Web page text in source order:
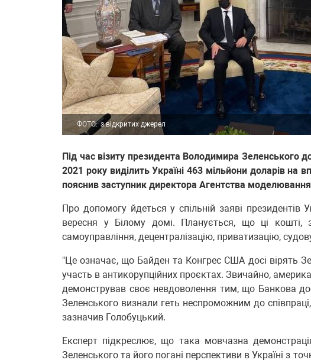
ФОТО: з відкритих джерел
Під час візиту президента Володимира
2021 року виділить Україні 463 мільйони доларів
пояснив заступник директора Агентства
Про допомогу йдеться у спільній заяві
вересня у Білому домі. Планується, що ці кошті,
самоуправління, децентралізацію, приватизацію,
"Це означає, що Байден та Конгрес США досі вірять
участь в антикорупційних проєктах. Звичайно,
демонстрував своє невдоволення тим, що Банкова
Зеленського визнали геть неспроможним до
зазначив Голобуцький.
Експерт підкреслює, що така мовчазна
Зеленського та його погані перспективи в Україні з